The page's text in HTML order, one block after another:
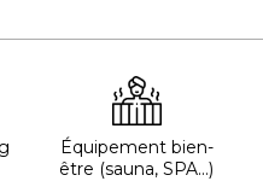
Équipement bien-
être (sauna, SPA...)